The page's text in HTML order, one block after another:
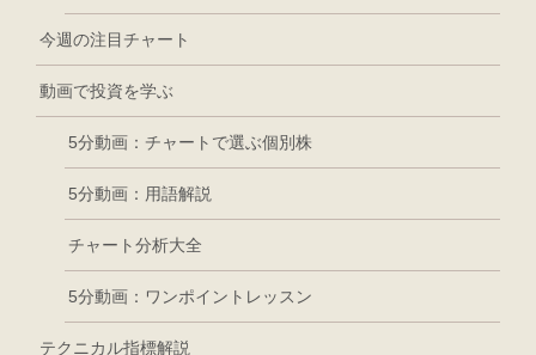
今週の注目チャート
動画で投資を学ぶ
5分動画：チャートで選ぶ個別株
5分動画：用語解説
チャート分析大全
5分動画：ワンポイントレッスン
テクニカル指標解説